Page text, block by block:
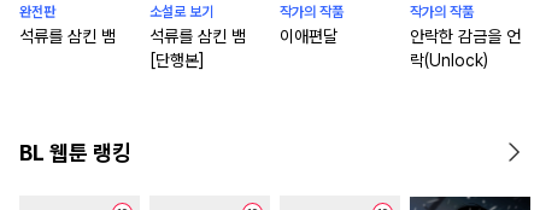
완전판
석류를 삼킨 뱀
소설로 보기
석류를 삼킨 뱀
[단행본]
작가의 작품
이애편달
작가의 작품
안락한 감금을 언
락(Unlock)
BL 웹툰 랭킹